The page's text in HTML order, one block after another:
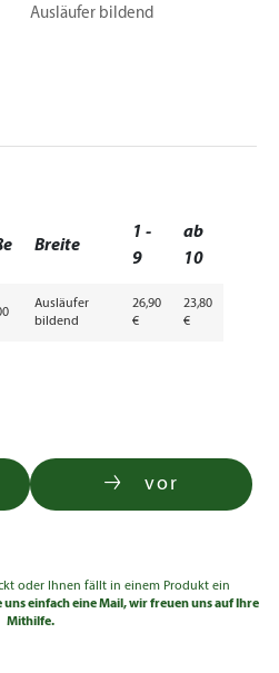
Ausläufer bildend
Breite
1 -
9
ab
10
Ausläufer
bildend
26,90
€
23,80
€
vor
oder Ihnen fällt in einem Produkt ein
uns einfach eine Mail, wir freuen uns auf Ihre
Mithilfe.